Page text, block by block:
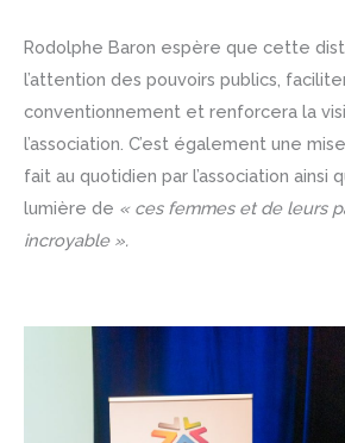
Rodolphe Baron espère que cette
l’attention des pouvoirs publics,
conventionnement et renforcera la
l’association. C’est également une
fait au quotidien par l’association ainsi
lumière de « ces femmes et de leurs
incroyable ».